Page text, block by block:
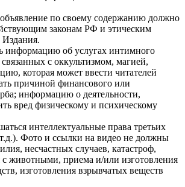
по своему содержанию должно
законам РФ и этическим
информацию об услугах интимного
связанных с оккультизмом, магией,
которая может ввести читателей
причиной финансового или
информацию о деятельности,
вред физическому и психическому
интеллектуальные права третьих
Фото и ссылки на видео не должны
несчастных случаев, катастроф,
с животными, приема и/или изготовления
изготовления взрывчатых веществ